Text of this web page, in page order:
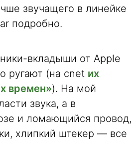
звучащего в линейке
подробно.
вкладыши от Apple
ругают (на cnet их
времен»). На мой
звука, а в
и ломающийся провод,
хлипкий штекер — все